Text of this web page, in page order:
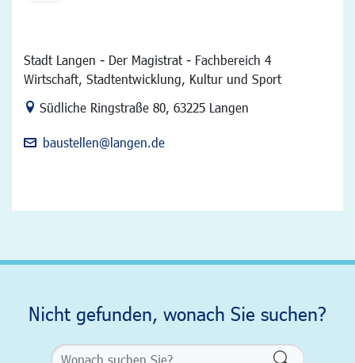
Stadt Langen - Der Magistrat - Fachbereich 4
Wirtschaft, Stadtentwicklung, Kultur und Sport
Link zur Google-Maps Navigation
Südliche Ringstraße 80, 63225 Langen
baustellen@langen.de
Nicht gefunden, wonach Sie suchen?